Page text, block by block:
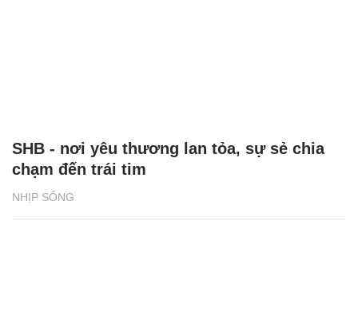
NHỊP SỐNG
SHB - nơi yêu thương lan tỏa, sự sẻ chia
chạm đến trái tim